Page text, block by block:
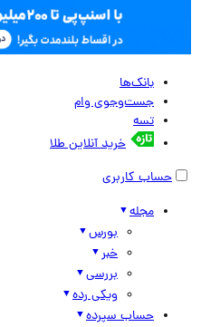
بانک‌ها
جست‌وجوی وام
تسه
خرید آنلاین طلا
حساب کاربری
مجله
بورس
خبر
بررسی
ویکی رده
حساب سپرده